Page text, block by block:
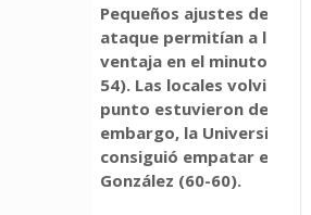
Pequeños ajustes
ataque permitían a las
ventaja en el minuto
54). Las locales
punto estuvieron de
embargo, la Universidad
consiguió empatar el
González (60-60).